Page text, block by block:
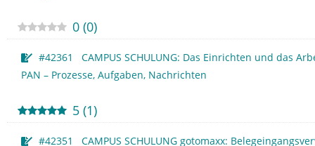
0 (0)
#42361 CAMPUS SCHULUNG: Das Einrichten und das
PAN – Prozesse, Aufgaben, Nachrichten
5 (1)
#42351 CAMPUS SCHULUNG gotomaxx: